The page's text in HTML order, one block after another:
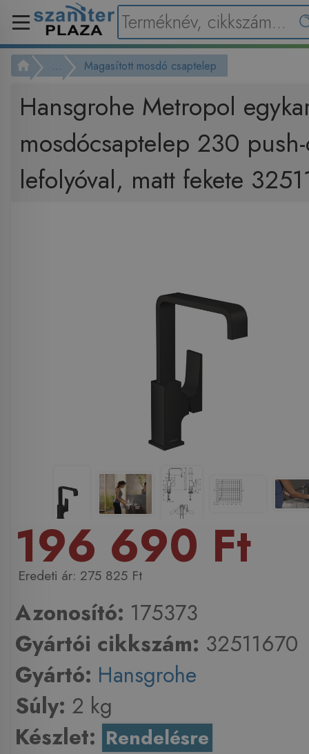
... Magasított mosdó csaptelep
Hansgrohe Metropol
mosdócsaptelep 230
lefolyóval, matt fekete
196 690 Ft
275 825 Ft
Azonosító: 175373
Gyártói cikkszám: 32511670
Gyártó: Hansgrohe
Súly: 2 kg
Készlet: Rendelésre